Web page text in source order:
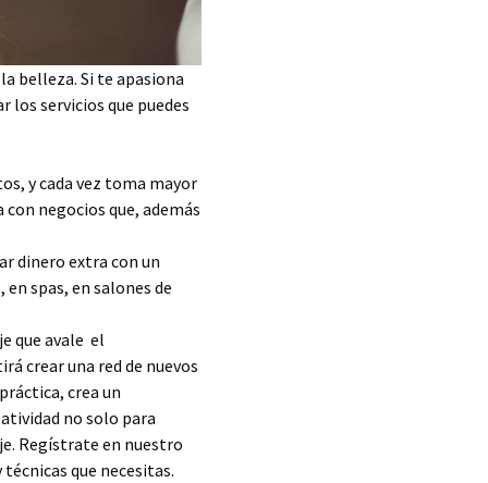
belleza. Si te apasiona
servicios que puedes
y cada vez toma mayor
negocios que, además
dinero extra con un
spas, en salones de
que avale el
crear una red de nuevos
crea un
no solo para
Regístrate en nuestro
que necesitas.